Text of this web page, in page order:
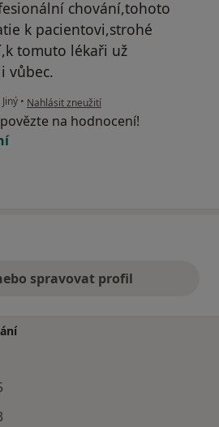
chování,tohoto
k pacientovi,strohé
tomuto lékaři už
vůbec.
Jiný • podle názoru uživatele Zdenka
Nahlásit zneužití
na hodnocení!
spravovat profil